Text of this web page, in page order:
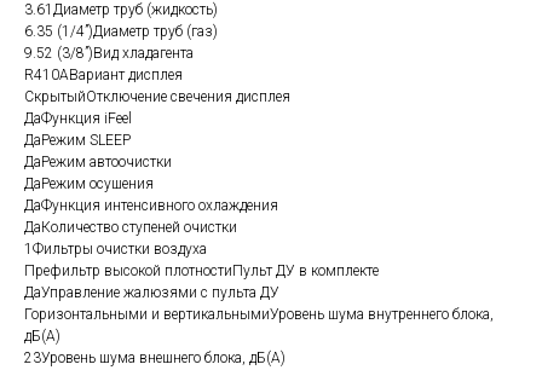
3.61Диаметр труб (жидкость)
6.35 (1/4”)Диаметр труб (газ)
9.52 (3/8”)Вид хладагента
R410AВариант дисплея
СкрытыйОтключение свечения дисплея
ДаФункция iFeel
ДаРежим SLEEP
ДаРежим автоочистки
ДаРежим осушения
ДаФункция интенсивного охлаждения
ДаКоличество ступеней очистки
1Фильтры очистки воздуха
Префильтр высокой плотностиПульт ДУ в комплекте
ДаУправление жалюзями с пульта ДУ
Горизонтальными и вертикальнымиУровень шума внутреннего блока,
дБ(А)
23Уровень шума внешнего блока, дБ(А)